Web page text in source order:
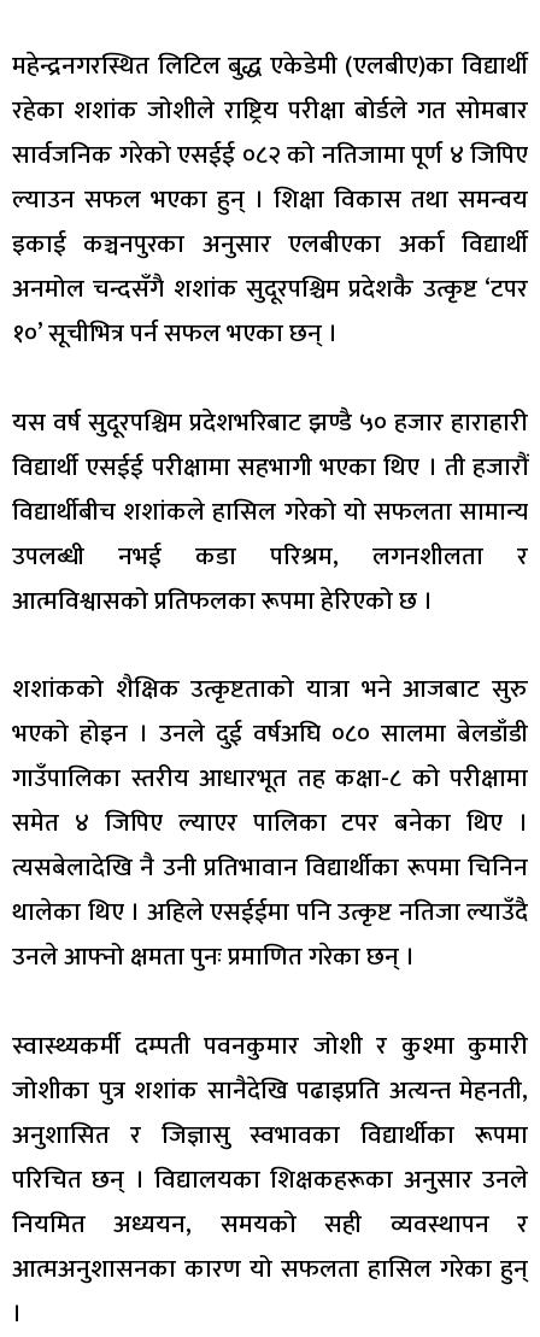
महेन्द्रनगरस्थित लिटिल बुद्ध एकेडेमी (एलबीए)का विद्यार्थी
रहेका शशांक जोशीले राष्ट्रिय परीक्षा बोर्डले गत सोमबार
सार्वजनिक गरेको एसईई ०८२ को नतिजामा पूर्ण ४ जिपिए
ल्याउन सफल भएका हुन् । शिक्षा विकास तथा समन्वय
इकाई कञ्चनपुरका अनुसार एलबीएका अर्का विद्यार्थी
अनमोल चन्दसँगै शशांक सुदूरपश्चिम प्रदेशकै उत्कृष्ट ‘टपर
१०’ सूचीभित्र पर्न सफल भएका छन् ।
यस वर्ष सुदूरपश्चिम प्रदेशभरिबाट झण्डै ५० हजार हाराहारी
विद्यार्थी एसईई परीक्षामा सहभागी भएका थिए । ती हजारौं
विद्यार्थीबीच शशांकले हासिल गरेको यो सफलता सामान्य
उपलब्धी नभई कडा परिश्रम, लगनशीलता र
आत्मविश्वासको प्रतिफलका रूपमा हेरिएको छ ।
शशांकको शैक्षिक उत्कृष्टताको यात्रा भने आजबाट सुरु
भएको होइन । उनले दुई वर्षअघि ०८० सालमा बेलडाँडी
गाउँपालिका स्तरीय आधारभूत तह कक्षा-८ को परीक्षामा
समेत ४ जिपिए ल्याएर पालिका टपर बनेका थिए ।
त्यसबेलादेखि नै उनी प्रतिभावान विद्यार्थीका रूपमा चिनिन
थालेका थिए । अहिले एसईईमा पनि उत्कृष्ट नतिजा ल्याउँदै
उनले आफ्नो क्षमता पुनः प्रमाणित गरेका छन् ।
स्वास्थ्यकर्मी दम्पती पवनकुमार जोशी र कुश्मा कुमारी
जोशीका पुत्र शशांक सानैदेखि पढाइप्रति अत्यन्त मेहनती,
अनुशासित र जिज्ञासु स्वभावका विद्यार्थीका रूपमा
परिचित छन् । विद्यालयका शिक्षकहरूका अनुसार उनले
नियमित अध्ययन, समयको सही व्यवस्थापन र
आत्मअनुशासनका कारण यो सफलता हासिल गरेका हुन्
।